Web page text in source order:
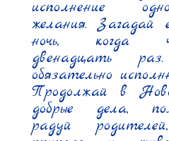
исполнение
желания. Загадай
ночь, когда
двенадцать
обязательно
Продолжай в
добрые дела,
радуй